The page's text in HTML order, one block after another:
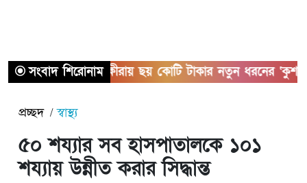
সংবাদ শিরোনাম
সাতক্ষীরায় ছয় কোটি টাকার নতুন ধরনের ‘কুশ’
প্রচ্ছদ স্বাস্থ্য
৫০ শয্যার সব হাসপাতালকে ১০১
শয্যায় উন্নীত করার সিদ্ধান্ত